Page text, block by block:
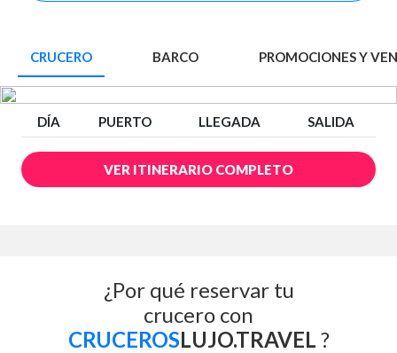
CRUCERO BARCO PROMOCIONES Y
DÍA PUERTO LLEGADA SALIDA
VER ITINERARIO COMPLETO
¿Por qué reservar tu
crucero con
CRUCEROSLUJO.TRAVEL ?